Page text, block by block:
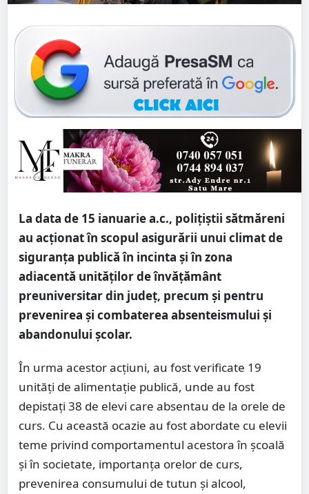
La data de 15 ianuarie a.c., polițiștii sătmăreni
au acționat în scopul asigurării unui climat de
siguranța publică în incinta și în zona
adiacentă unităților de învățământ
preuniversitar din județ, precum și pentru
prevenirea și combaterea absenteismului și
abandonului școlar.
În urma acestor acțiuni, au fost verificate 19
unități de alimentație publică, unde au fost
depistați 38 de elevi care absentau de la orele de
curs. Cu această ocazie au fost abordate cu elevii
teme privind comportamentul acestora în școală
și în societate, importanța orelor de curs,
prevenirea consumului de tutun și alcool,